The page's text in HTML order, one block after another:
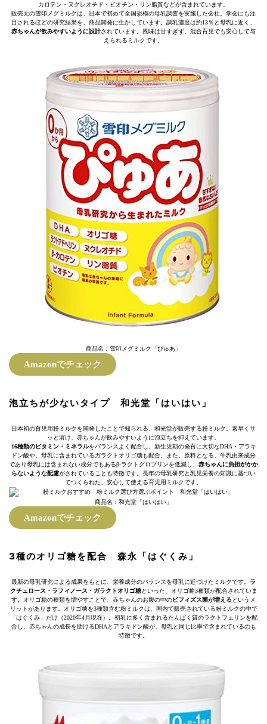
カロテン・ヌクレオチド・ビオチン・リン脂質などが含まれています。
販売元の雪印メグミルクは、日本で初めて全国規模の母乳調査を実施した会社。学会にも注
目されるほどの研究結果を、商品開発に生かしています。調乳濃度は約13％と母乳に近く、
赤ちゃんが飲みやすいように設計されています。風味は甘すぎず、混合育児でも安心して与
えられるミルクです。
商品名：雪印メグミルク「ぴゅあ」
Amazonでチェック
泡立ちが少ないタイプ 和光堂「はいはい」
日本初の育児用粉ミルクを開発したことで知られる、和光堂が販売する粉ミルク。素早くサ
ッと溶け、赤ちゃんが飲みやすいように泡立ちを抑えています。
16種類のビタミン・ミネラルをバランスよく配合し、新生児期の発育に大切なDHA・アラキ
ドン酸や、母乳に含まれているガラクトオリゴ糖も配合。また、原料となる、牛乳由来成分
であり母乳には含まれない成分でもあるβ-ラクトグロブリンを低減し、 赤ちゃんに負担がかか
らないような配慮がされていることも特徴です。長年の母乳研究と乳児栄養の知識に基づい
てつくられた、安心して使える育児用ミルクです。
商品名：和光堂「はいはい」
Amazonでチェック
3種のオリゴ糖を配合 森永「はぐくみ」
最新の母乳研究による成果をもとに、栄養成分のバランスを母乳に近づけたミルクです。 ラ
クチュロース・ラフィノース・ガラクトオリゴ糖といった、オリゴ糖3種類が配合されていま
す。オリゴ糖の種類を増やすことで、赤ちゃんのお腹の中のビフィズス菌が増える というメ
リットがあります。オリゴ糖を3種類含む粉ミルクは、国内で販売されている粉ミルクの中で
「はぐくみ」だけ（2020年4月現在）。初乳に多く含まれるたんぱく質のラクトフェリンを配
合し、赤ちゃんの成長を助けるDHAとアラキドン酸が、母乳と同じ比率で含まれているのも
特徴です。